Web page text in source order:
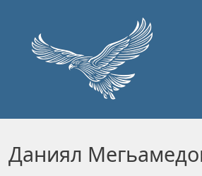
Даниял